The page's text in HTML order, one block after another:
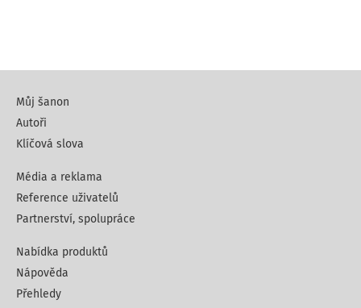
Můj šanon
Autoři
Klíčová slova
Média a reklama
Reference uživatelů
Partnerství, spolupráce
Nabídka produktů
Nápověda
Přehledy